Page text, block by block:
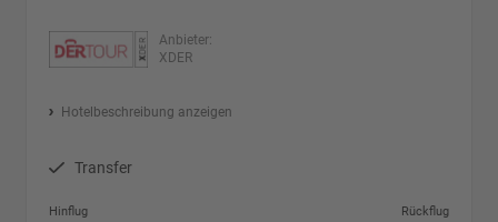
Anbieter:
XDER
Hotelbeschreibung anzeigen
Transfer
Hinflug
Rückflug